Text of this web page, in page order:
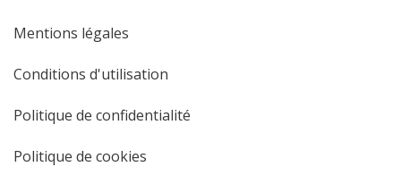
Mentions légales
Conditions d'utilisation
Politique de confidentialité
Politique de cookies